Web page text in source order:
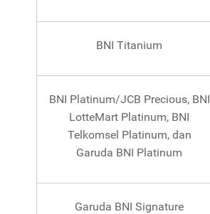
BNI Titanium
BNI Platinum/JCB Precious, BNI
LotteMart Platinum, BNI
Telkomsel Platinum, dan
Garuda BNI Platinum
Garuda BNI Signature